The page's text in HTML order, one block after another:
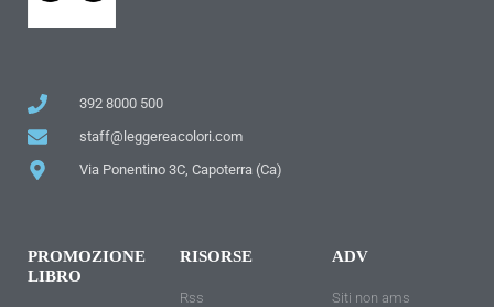
392 8000 500
staff@leggereacolori.com
Via Ponentino 3C, Capoterra (Ca)
PROMOZIONE
LIBRO
RISORSE
Rss
ADV
Siti non ams